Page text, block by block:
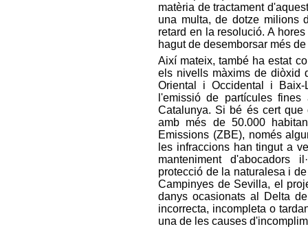
matèria de tractament
una multa, de dotze milions
retard en la resolució. A
hagut de desemborsar més
Així mateix, també ha estat
els nivells màxims de diòxid
Oriental i Occidental i
l'emissió de partícules
Catalunya. Si bé és cert
amb més de 50.000
Emissions (ZBE), només
les infraccions han tingut a
manteniment d'abocadors
protecció de la naturalesa i
Campinyes de Sevilla, el
danys ocasionats al Delta
incorrecta, incompleta o
una de les causes